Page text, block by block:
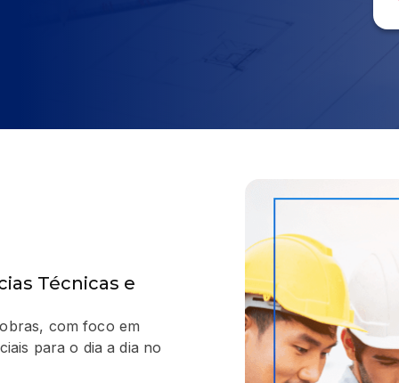
Técnicas e
com foco em
para o dia a dia no